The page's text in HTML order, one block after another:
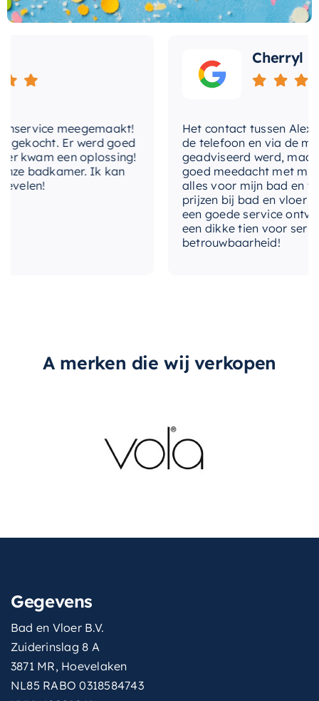
verzekerd van een stijlvol en functioneel product
dat uw badkamer een upgrade geeft.
met-omstelinrichting Ja
thermostatisch Ja
uitvoering Afbouwdeel
Rond
Wat andere over ons zeggen
meegemaakt!
Er werd goed
een oplossing!
badkamer. Ik kan
Cherryl
Het contact tussen Alex
de telefoon en via de
geadviseerd werd, maar
goed meedacht met mij.
alles voor mijn bad en
prijzen bij bad en vloer
een goede service
een dikke tien voor
betrouwbaarheid!
A merken die wij verkopen
Gegevens
Bad en Vloer B.V.
Zuiderinslag 8 A
3871 MR, Hoevelaken
NL85 RABO 0318584743